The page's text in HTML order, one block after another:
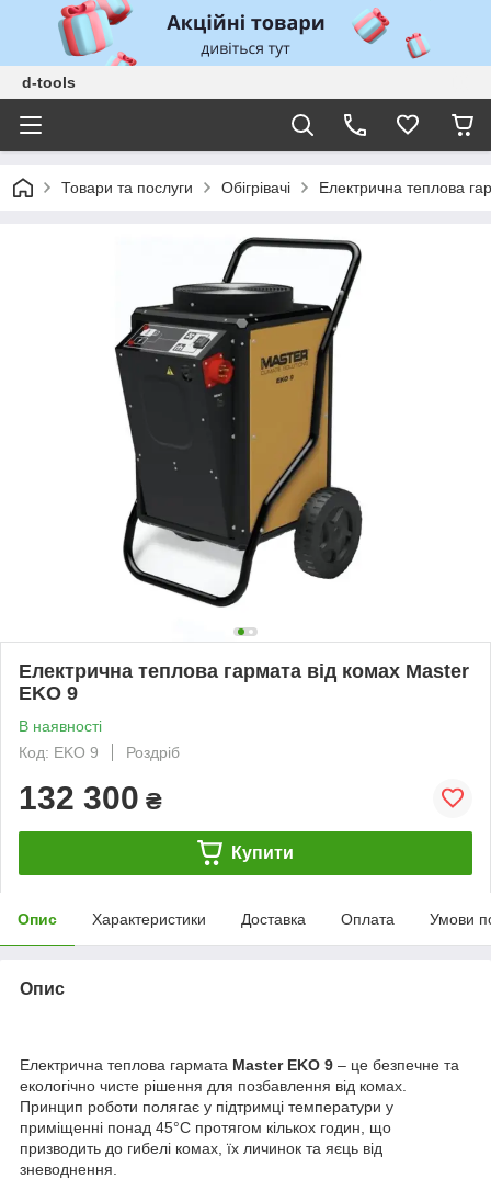
d-tools
Товари та послуги Обігрівачі Електрична теплова
Електрична теплова гармата від комах Master
EKO 9
В наявності
Код: EKO 9
Роздріб
132 300 ₴
Купити
Опис Характеристики Доставка Оплата Умови
Опис
Електрична теплова гармата Master EKO 9 – це безпечне та
екологічно чисте рішення для позбавлення від комах.
Принцип роботи полягає у підтримці температури у
приміщенні понад 45°C протягом кількох годин, що
призводить до гибелі комах, їх личинок та яєць від
зневоднення.